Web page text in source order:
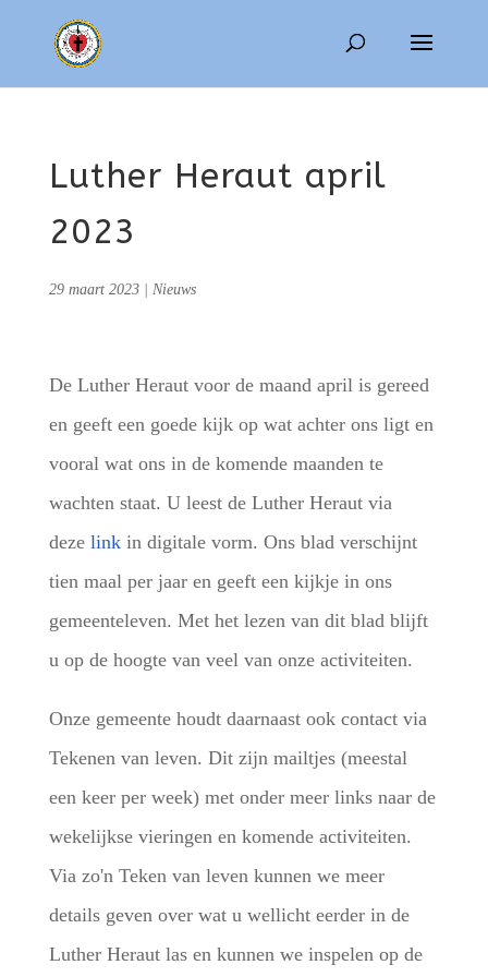
Luther Heraut april
2023
29 maart 2023| Nieuws
De Luther Heraut voor de maand april is gereed
en geeft een goede kijk op wat achter ons ligt en
vooral wat ons in de komende maanden te
wachten staat. U leest de Luther Heraut via
deze link in digitale vorm. Ons blad verschijnt
tien maal per jaar en geeft een kijkje in ons
gemeenteleven. Met het lezen van dit blad blijft
u op de hoogte van veel van onze activiteiten.
Onze gemeente houdt daarnaast ook contact via
Tekenen van leven. Dit zijn mailtjes (meestal
een keer per week) met onder meer links naar de
wekelijkse vieringen en komende activiteiten.
Via zo'n Teken van leven kunnen we meer
details geven over wat u wellicht eerder in de
Luther Heraut las en kunnen we inspelen op de